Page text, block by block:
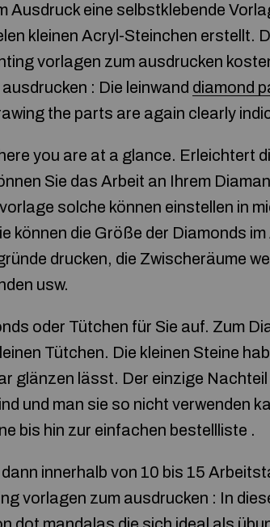
Ausdruck eine selbstklebende
kleinen Acryl-Steinchen erstellt.
vorlagen zum ausdrucken
: Die leinwand diamond
the parts are again clearly
you are at a glance. Erleichtert
Sie das Arbeit an Ihrem
solche können einstellen in
können die Größe der Diamonds
drucken, die Zwischeräume
usw.
oder Tütchen für Sie auf. Zum
Tütchen. Die kleinen Steine
glänzen lässt. Der einzige
und man sie so nicht verwenden
bis hin zur einfachen bestellliste .
innerhalb von 10 bis 15
vorlagen zum ausdrucken : In